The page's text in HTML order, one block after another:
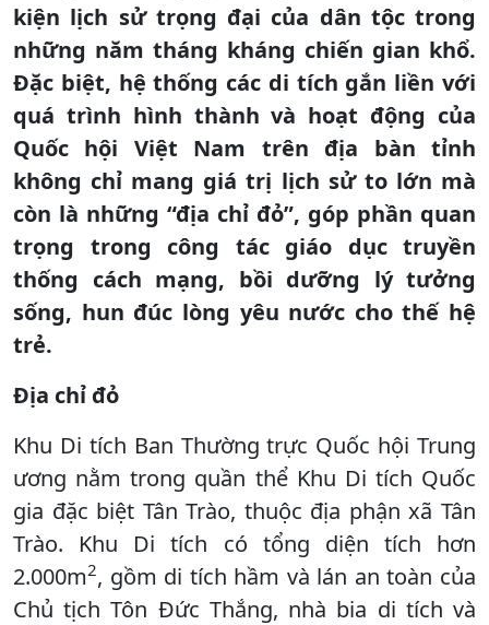
kiện lịch sử trọng đại của dân tộc trong
những năm tháng kháng chiến gian khổ.
Đặc biệt, hệ thống các di tích gắn liền với
quá trình hình thành và hoạt động của
Quốc hội Việt Nam trên địa bàn tỉnh
không chỉ mang giá trị lịch sử to lớn mà
còn là những “địa chỉ đỏ”, góp phần quan
trọng trong công tác giáo dục truyền
thống cách mạng, bồi dưỡng lý tưởng
sống, hun đúc lòng yêu nước cho thế hệ
trẻ.
Địa chỉ đỏ
Khu Di tích Ban Thường trực Quốc hội Trung
ương nằm trong quần thể Khu Di tích Quốc
gia đặc biệt Tân Trào, thuộc địa phận xã Tân
Trào. Khu Di tích có tổng diện tích hơn
2.000m2, gồm di tích hầm và lán an toàn của
Chủ tịch Tôn Đức Thắng, nhà bia di tích và